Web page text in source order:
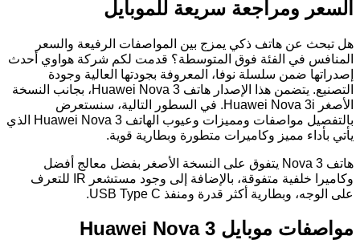
السعر ومراجعة سريعة للموبايل
هل تبحث عن هاتف ذكي يمزج بين المواصفات الرفيعة والسعر
المنافس في الفئة فوق المتوسطة؟ قدمت لكم شركة هواوي أحدث
إصدراتها ضمن سلسلة نوفا، المعروفة بجودتها العالية وجودة
التصنيع. يتضمن هذا الإصدار هاتف Huawei Nova 3، بجانب النسخة
الأصغر Huawei Nova 3i. في السطور التالية، سنستعرض
بالتفصيل مواصفات ومميزات وعيوب الهاتف Huawei Nova 3 الذي
يأتي بأداء مميز وكاميرات متطورة وبطارية قوية.
هاتف Nova 3 يتفوق على النسخة الأصغر بفضل معالج أفضل
وكاميرا خلفية متفوقة، بالإضافة إلى وجود مستشعر IR للتعرف
على الوجه، وبطارية أكثر قدرة ومنفذ USB Type C.
مواصفات موبايل Huawei Nova 3